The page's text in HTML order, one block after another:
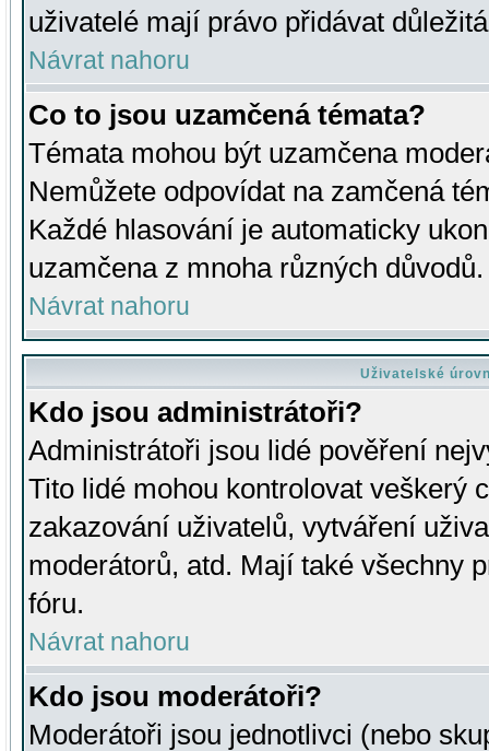
uživatelé mají právo přidávat
Návrat nahoru
Co to jsou uzamčená témata?
Témata mohou být uzamčena
Nemůžete odpovídat na zamčená
Každé hlasování je automaticky
uzamčena z mnoha různých důvodů.
Návrat nahoru
Uživatelské
Kdo jsou administrátoři?
Administrátoři jsou lidé pověření
Tito lidé mohou kontrolovat veškerý
zakazování uživatelů, vytváření
moderátorů, atd. Mají také všechny
fóru.
Návrat nahoru
Kdo jsou moderátoři?
Moderátoři jsou jednotlivci (nebo